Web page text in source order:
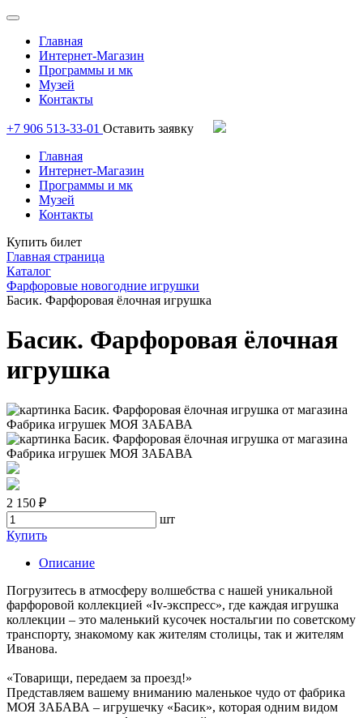
Главная
Интернет-Магазин
Программы и мк
Музей
Контакты
+7 906 513-33-01 Оставить заявку
Главная
Интернет-Магазин
Программы и мк
Музей
Контакты
Купить билет
Главная страница
Каталог
Фарфоровые новогодние игрушки
Басик. Фарфоровая ёлочная игрушка
Басик. Фарфоровая ёлочная
игрушка
2 150 ₽
шт
Купить
Описание
Погрузитесь в атмосферу волшебства с нашей уникальной
фарфоровой коллекцией «Iv-экспресс», где каждая игрушка
коллекции – это маленький кусочек ностальгии по советскому
транспорту, знакомому как жителям столицы, так и жителям
Иванова.
«Товарищи, передаем за проезд!»
Представляем вашему вниманию маленькое чудо от фабрика
МОЯ ЗАБАВА – игрушечку «Басик», которая одним видом